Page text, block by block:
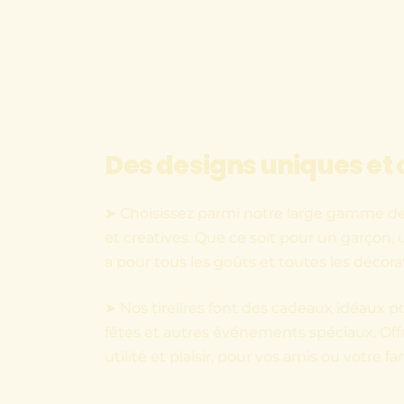
Des designs uniques
➤ Choisissez parmi notre large gamme
et créatives. Que ce soit pour un garçon,
a pour tous les goûts et toutes les
➤ Nos tirelires font des cadeaux idéaux
fêtes et autres événements spéciaux.
utilité et plaisir, pour vos amis ou votre